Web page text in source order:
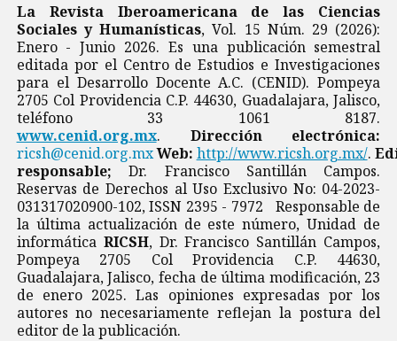
La Revista Iberoamericana de las Ciencias
Sociales y Humanísticas, Vol. 15 Núm. 29 (2026):
Enero - Junio 2026. Es una publicación semestral
editada por el Centro de Estudios e Investigaciones
para el Desarrollo Docente A.C. (CENID). Pompeya
2705 Col Providencia C.P. 44630, Guadalajara, Jalisco,
teléfono 33 1061 8187.
www.cenid.org.mx. Dirección electrónica:
ricsh@cenid.org.mxWeb: http://www.ricsh.org.mx/.
responsable; Dr. Francisco Santillán Campos.
Reservas de Derechos al Uso Exclusivo No: 04-2023-
031317020900-102, ISSN 2395 - 7972 Responsable de
la última actualización de este número, Unidad de
informática RICSH, Dr. Francisco Santillán Campos,
Pompeya 2705 Col Providencia C.P. 44630,
Guadalajara, Jalisco, fecha de última modificación, 23
de enero 2025. Las opiniones expresadas por los
autores no necesariamente reflejan la postura del
editor de la publicación.